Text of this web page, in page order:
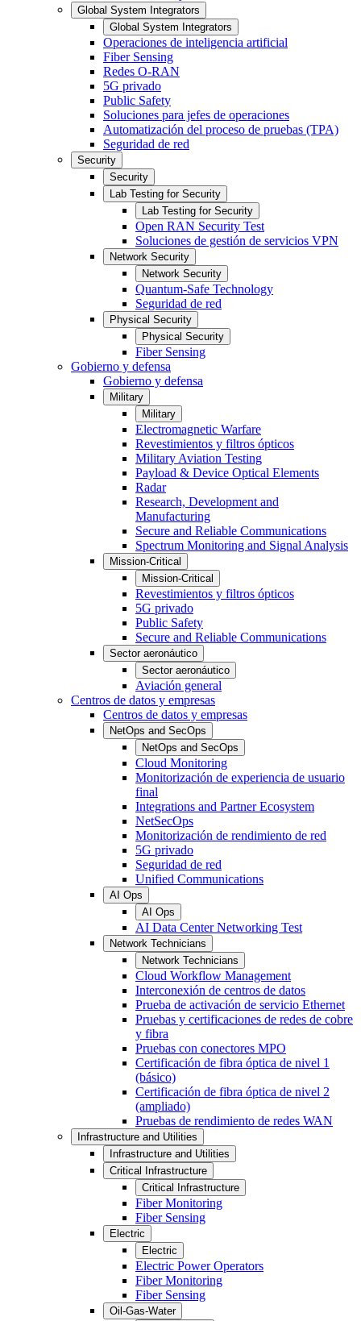
Global System Integrators
Global System Integrators
Operaciones de inteligencia artificial
Fiber Sensing
Redes O-RAN
5G privado
Public Safety
Soluciones para jefes de operaciones
Automatización del proceso de pruebas (TPA)
Seguridad de red
Security
Security
Lab Testing for Security
Lab Testing for Security
Open RAN Security Test
Soluciones de gestión de servicios VPN
Network Security
Network Security
Quantum-Safe Technology
Seguridad de red
Physical Security
Physical Security
Fiber Sensing
Gobierno y defensa
Gobierno y defensa
Military
Military
Electromagnetic Warfare
Revestimientos y filtros ópticos
Military Aviation Testing
Payload & Device Optical Elements
Radar
Research, Development and
Manufacturing
Secure and Reliable Communications
Spectrum Monitoring and Signal Analysis
Mission-Critical
Mission-Critical
Revestimientos y filtros ópticos
5G privado
Public Safety
Secure and Reliable Communications
Sector aeronáutico
Sector aeronáutico
Aviación general
Centros de datos y empresas
Centros de datos y empresas
NetOps and SecOps
NetOps and SecOps
Cloud Monitoring
Monitorización de experiencia de usuario
final
Integrations and Partner Ecosystem
NetSecOps
Monitorización de rendimiento de red
5G privado
Seguridad de red
Unified Communications
AI Ops
AI Ops
AI Data Center Networking Test
Network Technicians
Network Technicians
Cloud Workflow Management
Interconexión de centros de datos
Prueba de activación de servicio Ethernet
Pruebas y certificaciones de redes de cobre
y fibra
Pruebas con conectores MPO
Certificación de fibra óptica de nivel 1
(básico)
Certificación de fibra óptica de nivel 2
(ampliado)
Pruebas de rendimiento de redes WAN
Infrastructure and Utilities
Infrastructure and Utilities
Critical Infrastructure
Critical Infrastructure
Fiber Monitoring
Fiber Sensing
Electric
Electric
Electric Power Operators
Fiber Monitoring
Fiber Sensing
Oil-Gas-Water